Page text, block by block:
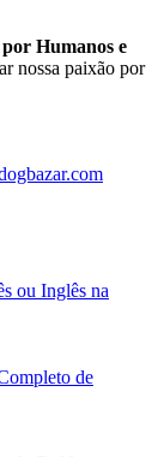
Humanos e
nossa paixão por
ou Inglês na
de